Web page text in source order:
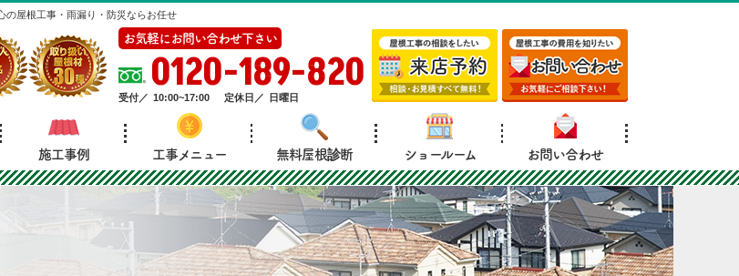
の屋根工事・雨漏り・防災ならお任せ
お気軽にお問い合わせ下さい
0120-189-820
受付／ 10:00~17:00 定休日／ 日曜日
施工事例 工事メニュー 無料屋根診断 ショールーム お問い合わせ